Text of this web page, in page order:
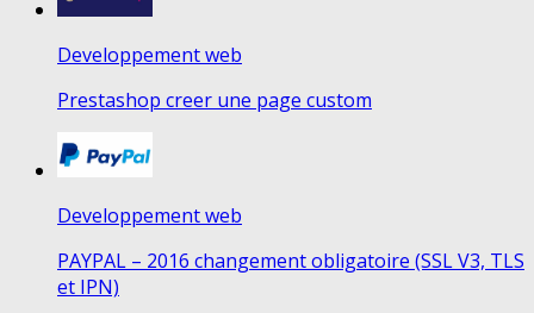
Developpement web
Prestashop creer une page custom
Developpement web
PAYPAL – 2016 changement obligatoire (SSL V3, TLS
et IPN)